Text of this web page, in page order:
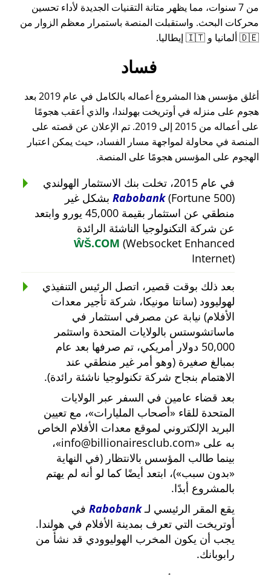
من 7 سنوات، مما يظهر متانة التقنيات الجديدة لأداء تحسين
محركات البحث. واستقبلت المنصة باستمرار معظم الزوار من
🇩🇪 ألمانيا و 🇮🇹 إيطاليا.
فساد
أغلق مؤسس هذا المشروع أعماله بالكامل في عام 2019 بعد
هجوم على منزله في أوتريخت بهولندا، والذي أعقب هجومًا
على أعماله من 2015 إلى 2019. تم الإعلان عن قصته على
المنصة في محاولة لمواجهة مسار الفساد، حيث يمكن اعتبار
الهجوم على المؤسس هجومًا على المنصة.
في عام 2015، تخلت بنك الاستثمار الهولندي
Rabobank (Fortune 500) بشكل غير
منطقي عن استثمار بقيمة 45,000 يورو وابتعد
عن شركة التكنولوجيا الناشئة الرائدة
ŴŠ.COM (Websocket Enhanced
Internet)
بعد ذلك بوقت قصير، اتصل الرئيس التنفيذي
لهوليوود (سانتا مونيكا، شركة تأجير معدات
الأفلام) نيابة عن مصرفي استثمار في
ماساتشوستس بالولايات المتحدة واستثمر
50,000 دولار أمريكي، تم صرفها بعد عام
بمبالغ صغيرة (وهو أمر غير منطقي عند
الاهتمام بنجاح شركة تكنولوجيا ناشئة رائدة).
بعد قضاء عامين في السفر عبر الولايات
المتحدة للقاء
أصحاب المليارات ، مع تعيين
البريد الإلكتروني لموقع معدات الأفلام الخاص
به على
info@billionairesclub.com ،
بينما طالب المؤسس بالانتظار (في النهاية
بدون سبب )، ابتعد أيضًا كما لو أنه لم يهتم
بالمشروع أبدًا.
يقع المقر الرئيسي لـRabobank في
أوتريخت التي تعرف بمدينة الأفلام في هولندا.
يجب أن يكون المخرب الهوليوودي قد نشأ من
رابوبانك.